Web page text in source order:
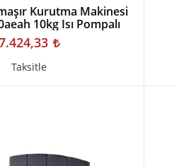
Kurutma Makinesi
10kg Isı Pompalı
Taksitle